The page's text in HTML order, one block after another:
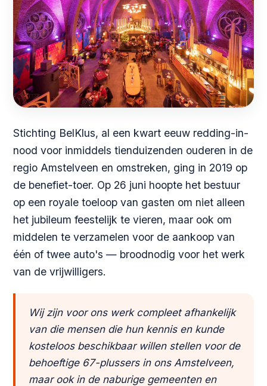
Stichting BelKlus, al een kwart eeuw redding-in-
nood voor inmiddels tienduizenden ouderen in de
regio Amstelveen en omstreken, ging in 2019 op
de benefiet-toer. Op 26 juni hoopte het bestuur
op een royale toeloop van gasten om niet alleen
het jubileum feestelijk te vieren, maar ook om
middelen te verzamelen voor de aankoop van
één of twee auto's — broodnodig voor het werk
van de vrijwilligers.
Wij zijn voor ons werk compleet afhankelijk
van die mensen die hun kennis en kunde
kosteloos beschikbaar willen stellen voor de
behoeftige 67-plussers in ons Amstelveen,
maar ook in de naburige gemeenten en